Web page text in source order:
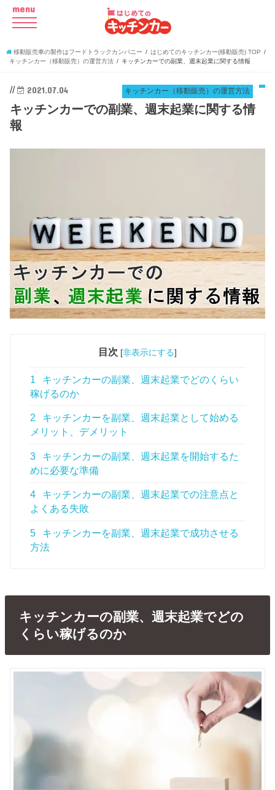
menu
移動販売車の製作はフードトラックカンパニー
はじめてのキッチンカー(移動販売) TOP
キッチンカー（移動販売）の運営方法
キッチンカーでの副業、週末起業に関する情報
// キッチンカー（移動販売）の運営方法
2021.07.04
キッチンカーでの副業、週末起業に関する情
報
目次 [非表示にする]
1
キッチンカーの副業、週末起業でどのくらい
稼げるのか
2
キッチンカーを副業、週末起業として始める
メリット、デメリット
3
キッチンカーの副業、週末起業を開始するた
めに必要な準備
4
キッチンカーの副業、週末起業での注意点と
よくある失敗
5
キッチンカーを副業、週末起業で成功させる
方法
キッチンカーの副業、週末起業でどの
くらい稼げるのか